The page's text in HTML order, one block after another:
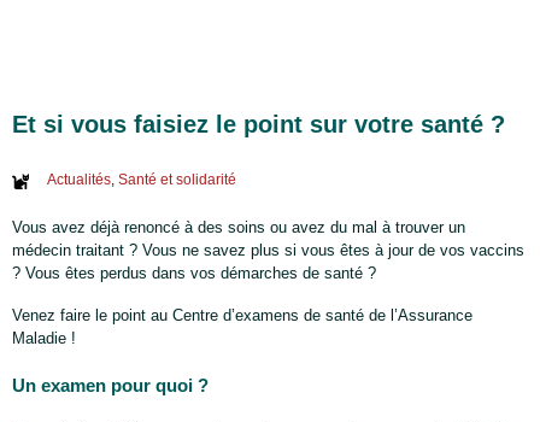
Et si vous faisiez le point sur votre santé ?
Actualités, Santé et solidarité
Vous avez déjà renoncé à des soins ou avez du mal à trouver un
médecin traitant ? Vous ne savez plus si vous êtes à jour de vos vaccins
? Vous êtes perdus dans vos démarches de santé ?
Venez faire le point au Centre d’examens de santé de l’Assurance
Maladie !
Un examen pour quoi ?